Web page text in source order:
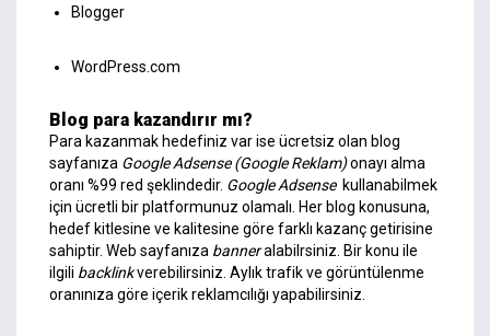
Blogger
WordPress.com
Blog para kazandırır mı?
Para kazanmak hedefiniz var ise ücretsiz olan blog
sayfanıza Google Adsense (Google Reklam)onayı alma
oranı %99 red şeklindedir. Google Adsensekullanabilmek
için ücretli bir platformunuz olamalı. Her blog konusuna,
hedef kitlesine ve kalitesine göre farklı kazanç getirisine
sahiptir. Web sayfanıza banneralabilrsiniz. Bir konu ile
ilgili backlinkverebilirsiniz. Aylık trafik ve görüntülenme
oranınıza göre içerik reklamcılığı yapabilirsiniz.